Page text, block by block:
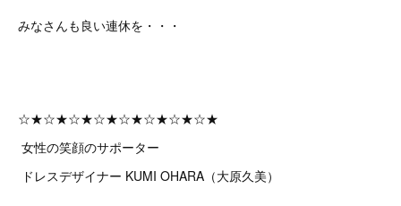
みなさんも良い連休を・・・
☆★☆★☆★☆★☆★☆★☆★☆★
女性の笑顔のサポーター
ドレスデザイナー KUMI OHARA（大原久美）